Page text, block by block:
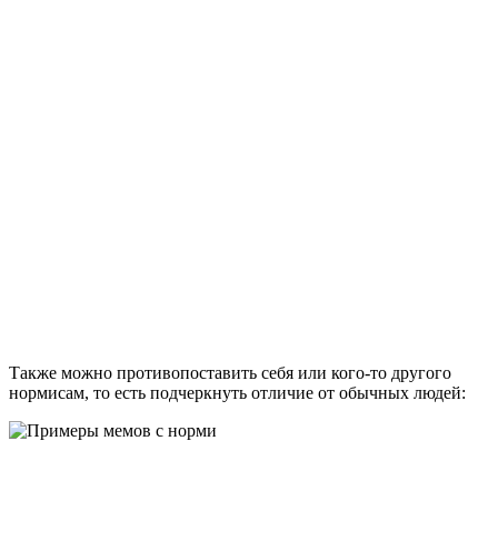
Также можно противопоставить себя или кого-то другого
нормисам, то есть подчеркнуть отличие от обычных людей: